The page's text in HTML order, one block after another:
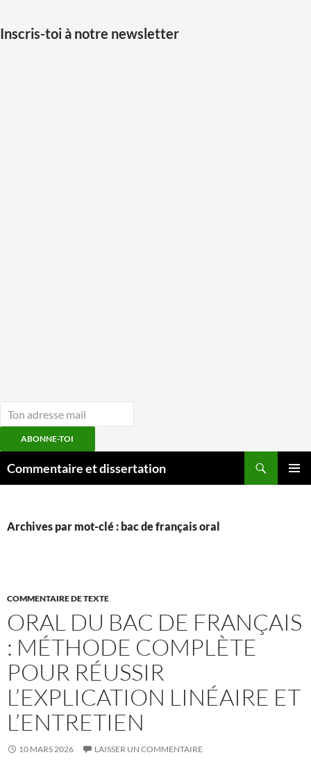
Inscris-toi à notre newsletter
ABONNE-TOI
auCommentaire et dissertation
Archives par mot-clé : bac de français oral
COMMENTAIRE DE TEXTE
ORAL DU BAC DE FRANÇAIS
: MÉTHODE COMPLÈTE
POUR RÉUSSIR
L’EXPLICATION LINÉAIRE ET
L’ENTRETIEN
10 MARS 2026 LAISSER UN COMMENTAIRE